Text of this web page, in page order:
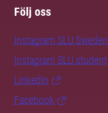
Följ oss
Instagram SLU.Sweden
Instagram SLU.student
LinkedIn
Facebook